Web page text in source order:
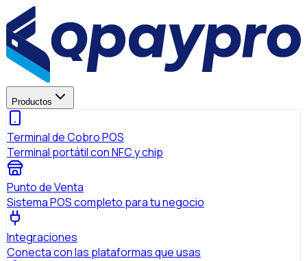
Productos
Terminal de Cobro POS
Terminal portátil con NFC y chip
Punto de Venta
Sistema POS completo para tu negocio
Integraciones
Conecta con las plataformas que usas